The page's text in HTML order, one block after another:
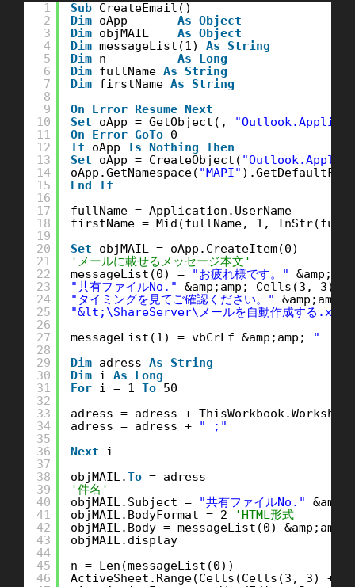
1
2
3
4
5
6
7
8
9
10
11
12
13
14
15
16
17
18
19
20
21
22
23
24
25
26
27
28
29
30
31
32
33
34
35
36
37
38
39
40
41
42
43
44
45
46
Sub CreateEmail()
Dim oApp As Object
Dim objMAIL As Object
Dim messageList(1) As
String
Dim n As
Long
Dim fullName As
String
Dim firstName As
String
On
Error Resume Next
Set
oApp = GetObject(,
On
Error GoTo 0
If
oApp Is Nothing Then
Set
oApp = CreateObject(
oApp.GetNamespace( "MAPI"
End
If
fullName = Application.UserName
firstName = Mid(fullName, 1,
Set
objMAIL = oApp.CreateItem(0)
'メールに載せるメッセージ本文'
messageList(0) =
"お疲れ様です。"
"共有ファイルNo."
&amp;amp; Cells(3,
"タイミングを見てご確認ください。"
"&lt;\ShareServer\メールを自動作成する
messageList(1) = vbCrLf &amp;amp;
"
Dim adress As
String
Dim i As
Long
For i = 1 To 50
adress = adress +
adress = adress +
" ;"
Next
i
objMAIL.To = adress
'件名'
objMAIL.Subject =
"共有ファイルNo."
objMAIL.BodyFormat = 2
'HTML形式
objMAIL.Body = messageList(0)
objMAIL.display
n = Len(messageList(0))
ActiveSheet.Range(Cells(Cells(3, 3)